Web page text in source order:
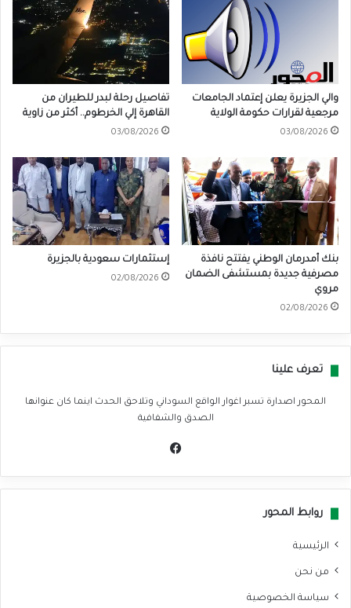
والي الجزيرة يعلن إعتماد الجامعات
مرجعية لقرارات حكومة الولاية
03/08/2026
تفاصيل رحلة لبدر للطيران من
القاهرة إلي الخرطوم.. أكثر من زاوية
03/08/2026
بنك أمدرمان الوطني يفتتح نافذة
مصرفية جديدة بمستشفى الضمان
مروي
02/08/2026
إستثمارات سعودية بالجزيرة
02/08/2026
تعرف علينا
المحور اصدارة تسبر اغوار الواقع السوداني وتلاحق الحدث اينما كان عنوانها
الصدق والشفافية
روابط المحور
الرئيسية
من نحن
سياسة الخصوصية